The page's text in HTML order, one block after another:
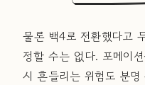
물론 백4로 전환했다고
정할 수는 없다. 포메이
시 흔들리는 위험도 분